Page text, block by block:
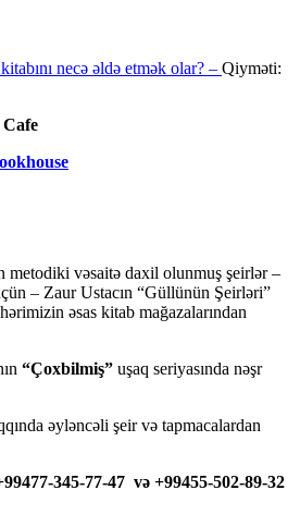
necə əldə etmək olar? – Qiyməti:
vəsaitə daxil olunmuş şeirlər –
– Zaur Ustacın “Güllünün Şeirləri”
əsas kitab mağazalarından
“Çoxbilmiş” uşaq seriyasında nəşr
əyləncəli şeir və tapmacalardan
345-77-47 və +99455-502-89-32